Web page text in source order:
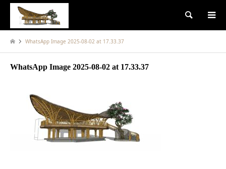
検索
WhatsApp Image 2025-08-02 at 17.33.37
WhatsApp Image 2025-08-02 at 17.33.37